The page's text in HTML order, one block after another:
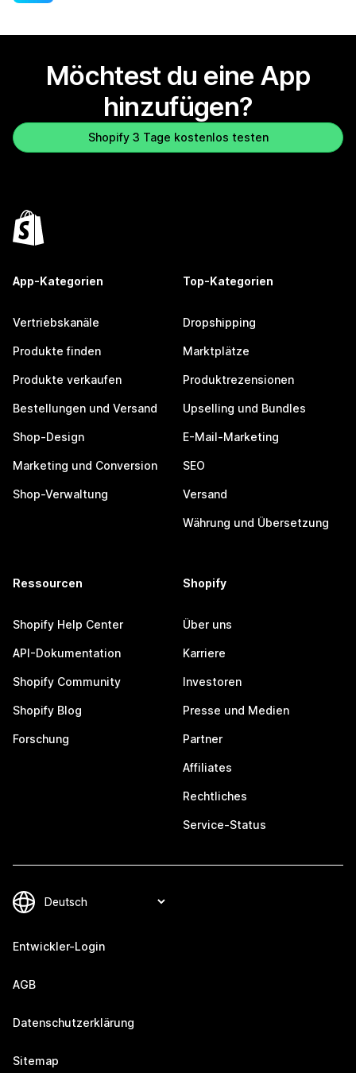
Möchtest du eine App
hinzufügen?
Shopify 3 Tage kostenlos testen
App-Kategorien
Vertriebskanäle
Produkte finden
Produkte verkaufen
Bestellungen und Versand
Shop-Design
Marketing und Conversion
Shop-Verwaltung
Top-Kategorien
Dropshipping
Marktplätze
Produktrezensionen
Upselling und Bundles
E-Mail-Marketing
SEO
Versand
Währung und Übersetzung
Ressourcen
Shopify Help Center
API-Dokumentation
Shopify Community
Shopify Blog
Forschung
Shopify
Über uns
Karriere
Investoren
Presse und Medien
Partner
Affiliates
Rechtliches
Service-Status
Entwickler-Login
AGB
Datenschutzerklärung
Sitemap